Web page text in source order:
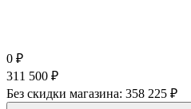
0 ₽
311 500 ₽
Без скидки магазина: 358 225 ₽